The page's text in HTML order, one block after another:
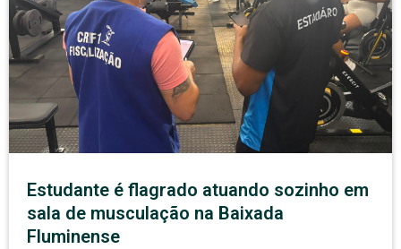
Estudante é flagrado atuando sozinho em
sala de musculação na Baixada
Fluminense